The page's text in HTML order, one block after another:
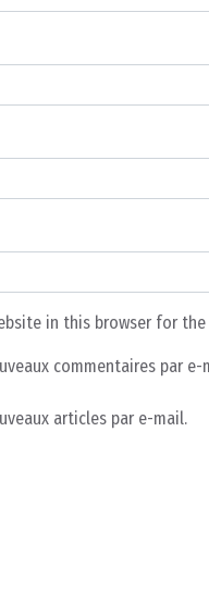
in this browser for
commentaires par e-
articles par e-mail.